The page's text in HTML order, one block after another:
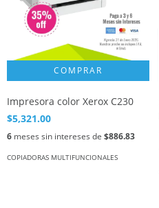
Impresora color Xerox C230
$5,321.00
6 meses sin intereses de $886.83
COPIADORAS MULTIFUNCIONALES